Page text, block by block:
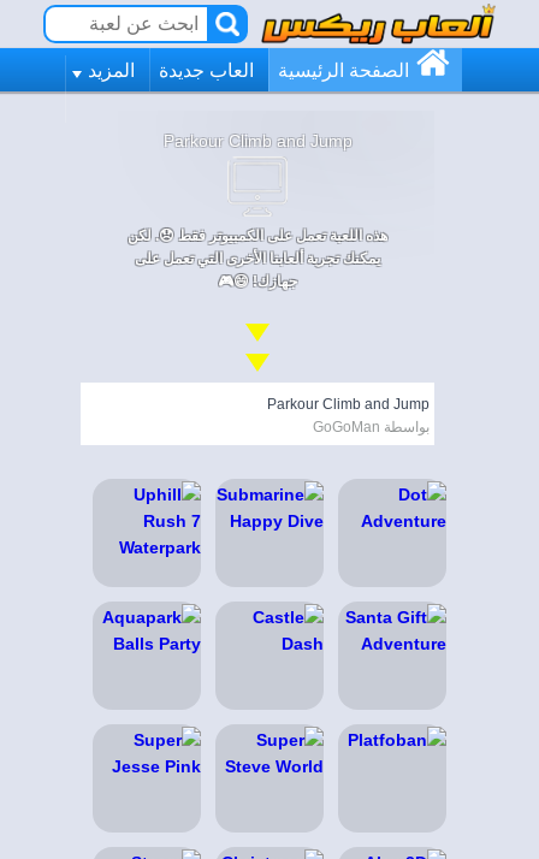
الصفحة الرئيسية العاب جديدة المزيد
Parkour Climb and Jump
هذه اللعبة تعمل على الكمبيوتر فقط 😞. لكن
يمكنك تجربة ألعابنا الأخرى التي تعمل على
جهازك! 😄🎮
Parkour Climb and Jump
بواسطة GoGoMan